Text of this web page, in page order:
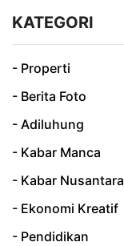
KATEGORI
- Properti
- Berita Foto
- Adiluhung
- Kabar Manca
- Kabar Nusantara
- Ekonomi Kreatif
- Pendidikan